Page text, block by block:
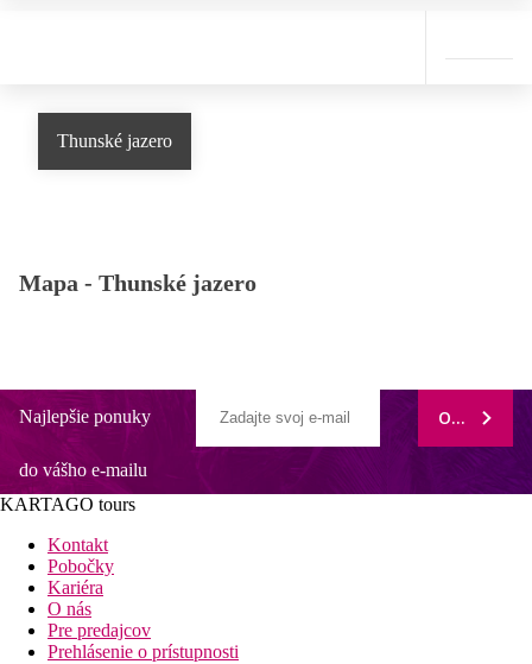
Thunské jazero
Mapa - Thunské jazero
Najlepšie ponuky
do vášho e-mailu
ODOBERAŤ
KARTAGO tours
Kontakt
Pobočky
Kariéra
O nás
Pre predajcov
Prehlásenie o prístupnosti